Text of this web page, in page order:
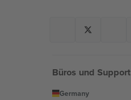
Büros und Support
Germany